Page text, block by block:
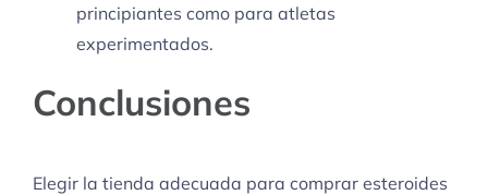
principiantes como para atletas
experimentados.
Conclusiones
Elegir la tienda adecuada para comprar esteroides